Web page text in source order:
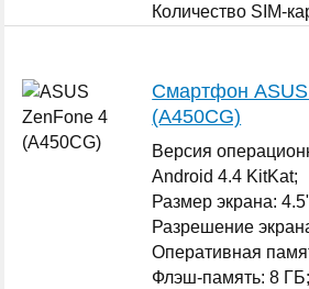
Количество SIM-
Смартфон
(A450CG)
Версия
Android 4.4 KitKat;
Размер экрана:
Разрешение
Оперативная
Флэш-память: 8 ГБ;